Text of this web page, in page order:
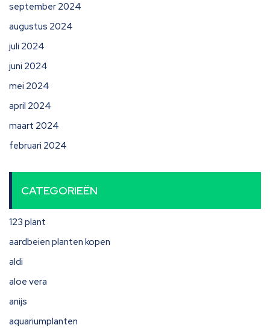
september 2024
augustus 2024
juli 2024
juni 2024
mei 2024
april 2024
maart 2024
februari 2024
CATEGORIEËN
123 plant
aardbeien planten kopen
aldi
aloe vera
anijs
aquariumplanten